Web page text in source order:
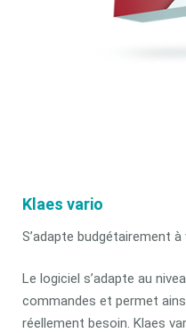
Klaes vario
S’adapte budgétairement
Le logiciel s’adapte au
commandes et permet
réellement besoin. Klaes